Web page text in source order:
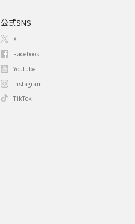
公式SNS
X
Facebook
Youtube
Instagram
TikTok